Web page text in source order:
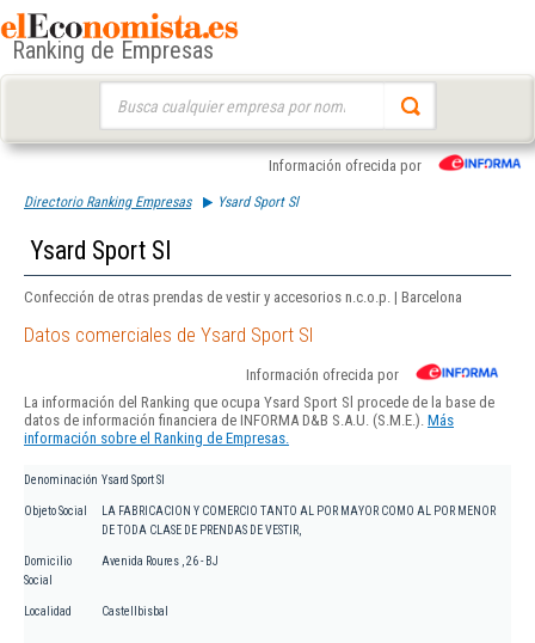
Ranking de Empresas
Información ofrecida por
Directorio Ranking Empresas Ysard Sport Sl
Ysard Sport Sl
Confección de otras prendas de vestir y accesorios n.c.o.p. | Barcelona
Datos comerciales de Ysard Sport Sl
Información ofrecida por
La información del Ranking que ocupa Ysard Sport Sl procede de la base de
datos de información financiera de INFORMA D&B S.A.U. (S.M.E.). Más
información sobre el Ranking de Empresas.
Denominación Ysard Sport Sl
Objeto Social
LA FABRICACION Y COMERCIO TANTO AL POR MAYOR COMO AL POR MENOR
DE TODA CLASE DE PRENDAS DE VESTIR,
Domicilio
Social
Avenida Roures , 26 - BJ
Localidad Castellbisbal